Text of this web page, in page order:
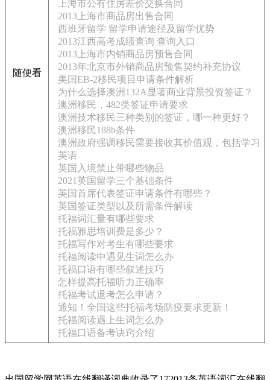
随便看
上海市公有住房差价交换合同
2013上海市商品房出售合同
西班牙留学 留学申请途径及留学优势
2013江西高考成绩查询 查询入口
2013上海市内销商品房预售合同
2013年北京市外销商品房预售契约补充协议
美国EB-2移民项目申请条件解析
为什么选择澳洲132A显著商业背景投资签证？
澳洲移民，482类签证申请要求
澳洲技术移民三种类别的签证，哪一种更好？
澳洲移民188b条件
澳洲政府强调移民需要接收其价值观，包括学习
英语
英国入境禁止带哪些物品
2021英国留学三个基础条件
英国首席代表签证申请条件有哪些？
英国签证类型以及所需条件解读
托福词汇量有哪些要求
托福雅思培训费是多少？
托福写作对考生有哪些要求
托福阅读中遇见生词怎么办
托福口语有哪些叙述技巧
怎样提高托福听力正确率
托福考试退考怎么申请？
通知！全国这些托福考场防疫要求更新！
托福阅读遇上生词怎么办
托福口语备考诀窍介绍